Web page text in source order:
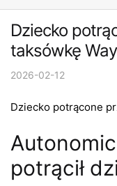
Dziecko
taksówkę
2026-02-12
Dziecko potrącone
potrącił